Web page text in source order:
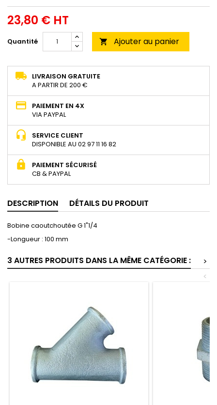
23,80 € HT
Quantité  Ajouter au panier
LIVRAISON GRATUITE
A PARTIR DE 200 €
PAIEMENT EN 4X
VIA PAYPAL
SERVICE CLIENT
DISPONIBLE AU 02 97 11 16 82
PAIEMENT SÉCURISÉ
CB & PAYPAL
DESCRIPTION DÉTAILS DU PRODUIT
Bobine caoutchoutée G 1"1/4
-Longueur : 100 mm
3 AUTRES PRODUITS DANS LA MÊME CATÉGORIE :
>
<